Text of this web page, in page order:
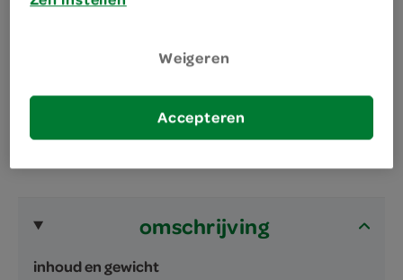
lekker voor onderweg
een complete lunch
omschrijving
inhoud en gewicht
Weigeren
Accepteren